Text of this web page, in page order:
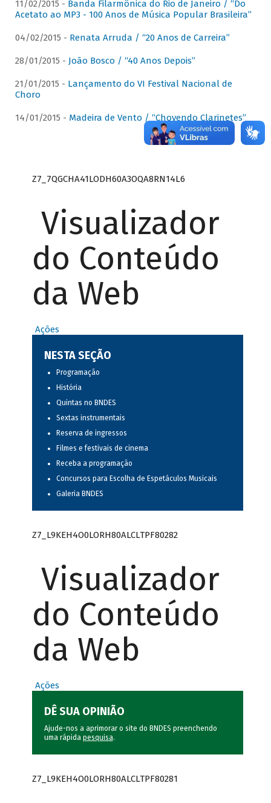
11/02/2015 - Banda Filarmônica do Rio de Janeiro / “Do
Acetato ao MP3 - 100 Anos de Música Popular Brasileira”
04/02/2015 - Renata Arruda / “20 Anos de Carreira”
28/01/2015 - João Bosco / “40 Anos Depois”
21/01/2015 - Lançamento do VI Festival Nacional de
Choro
14/01/2015 - Madeira de Vento / “Chovendo Clarinetes”
Z7_7QGCHA41LODH60A3OQA8RN14L6
Visualizador
do Conteúdo
da Web
Ações
NESTA SEÇÃO
Programação
História
Quintas no BNDES
Sextas instrumentais
Reserva de ingressos
Filmes e festivais de cinema
Receba a programação
Concursos para Escolha de Espetáculos Musicais
Galeria BNDES
Z7_L9KEH4O0LORH80ALCLTPF80282
Visualizador
do Conteúdo
da Web
Ações
DÊ SUA OPINIÃO
Ajude-nos a aprimorar o site do BNDES preenchendo
uma rápida pesquisa.
Z7_L9KEH4O0LORH80ALCLTPF80281